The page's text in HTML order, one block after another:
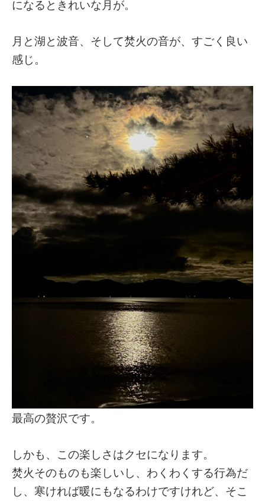
になるときれいな月が。
月と湖と波音、そして焚火の音が、すごく良い
感じ。
最高の贅沢です。
しかも、この楽しさはクセになります。
焚火そのものも楽しいし、わくわくする行為だ
し、寒ければ暖にもなるわけですけれど、そこ